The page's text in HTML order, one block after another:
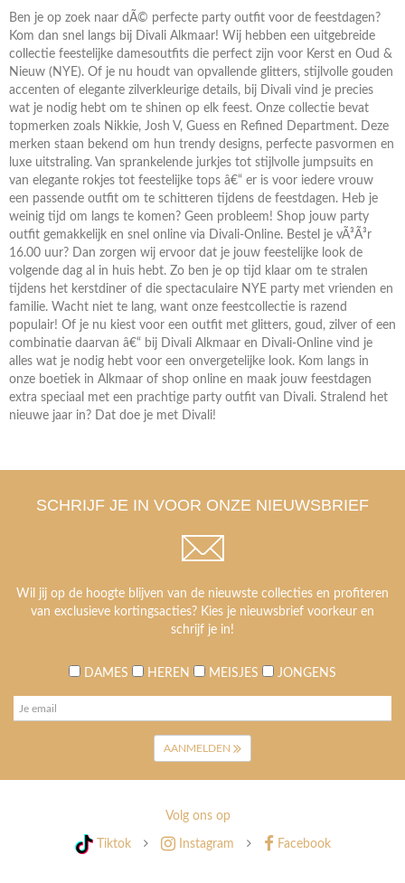
Ben je op zoek naar dÃ© perfecte party outfit voor de feestdagen?
Kom dan snel langs bij Divali Alkmaar! Wij hebben een uitgebreide
collectie feestelijke damesoutfits die perfect zijn voor Kerst en Oud &
Nieuw (NYE). Of je nu houdt van opvallende glitters, stijlvolle gouden
accenten of elegante zilverkleurige details, bij Divali vind je precies
wat je nodig hebt om te shinen op elk feest. Onze collectie bevat
topmerken zoals Nikkie, Josh V, Guess en Refined Department. Deze
merken staan bekend om hun trendy designs, perfecte pasvormen en
luxe uitstraling. Van sprankelende jurkjes tot stijlvolle jumpsuits en
van elegante rokjes tot feestelijke tops â€“ er is voor iedere vrouw
een passende outfit om te schitteren tijdens de feestdagen. Heb je
weinig tijd om langs te komen? Geen probleem! Shop jouw party
outfit gemakkelijk en snel online via Divali-Online. Bestel je vÃ³Ã³r
16.00 uur? Dan zorgen wij ervoor dat je jouw feestelijke look de
volgende dag al in huis hebt. Zo ben je op tijd klaar om te stralen
tijdens het kerstdiner of die spectaculaire NYE party met vrienden en
familie. Wacht niet te lang, want onze feestcollectie is razend
populair! Of je nu kiest voor een outfit met glitters, goud, zilver of een
combinatie daarvan â€“ bij Divali Alkmaar en Divali-Online vind je
alles wat je nodig hebt voor een onvergetelijke look. Kom langs in
onze boetiek in Alkmaar of shop online en maak jouw feestdagen
extra speciaal met een prachtige party outfit van Divali. Stralend het
nieuwe jaar in? Dat doe je met Divali!
SCHRIJF JE IN VOOR ONZE NIEUWSBRIEF
Wil jij op de hoogte blijven van de nieuwste collecties en profiteren
van exclusieve kortingsacties? Kies je nieuwsbrief voorkeur en
schrijf je in!
DAMES HEREN MEISJES JONGENS
AANMELDEN
Volg ons op
Tiktok Instagram Facebook